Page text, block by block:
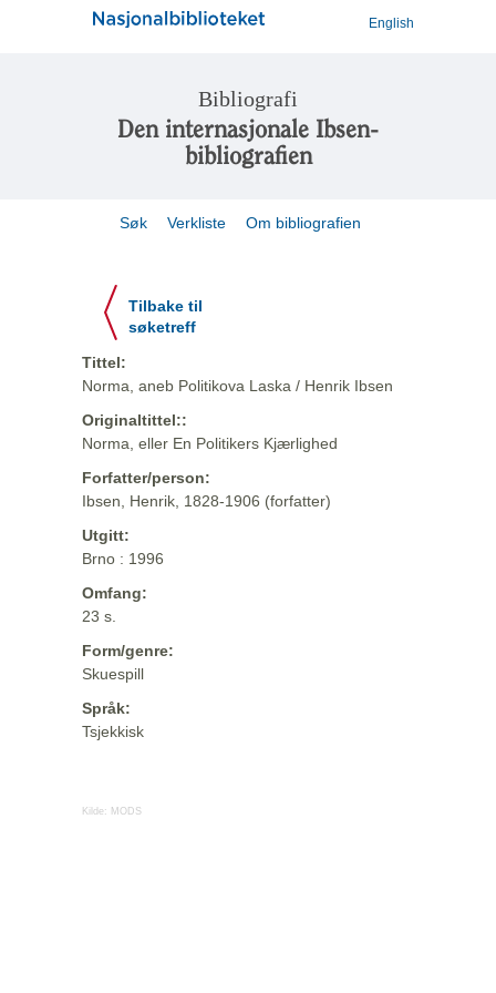
English
Bibliografi
Den internasjonale Ibsen-
bibliografien
Søk Verkliste Om bibliografien
Tilbake til
søketreff
Tittel:
Norma, aneb Politikova Laska / Henrik Ibsen
Originaltittel::
Norma, eller En Politikers Kjærlighed
Forfatter/person:
Ibsen, Henrik, 1828-1906 (forfatter)
Utgitt:
Brno : 1996
Omfang:
23 s.
Form/genre:
Skuespill
Språk:
Tsjekkisk
Kilde: MODS